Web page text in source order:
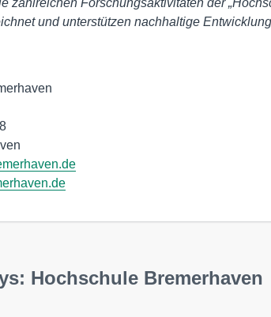
zahlreichen Forschungsaktivitäten der
und unterstützen nachhaltige
Hochschule Bremerhaven